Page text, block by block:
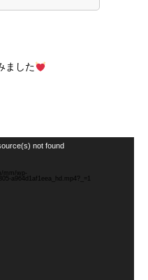
ました
not found
mm/wp-
a964d1af1eea_hd.mp4?_=1